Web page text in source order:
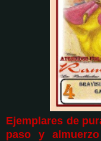
Ejemplares de
paso y